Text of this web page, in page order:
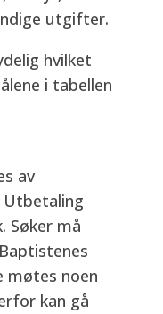
utgifter.
hvilket
i tabellen
av
Utbetaling
Søker må
møtes noen
kan gå